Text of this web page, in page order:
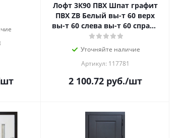
Лофт 3К90 ПВХ Шпат графит
ПВХ ZB Белый вы-т 60 верх
вы-т 60 слева вы-т 60 справа
нижн.зам. Kale Верх
Уточняйте наличие
Артикул: 117781
2 100.72руб./шт